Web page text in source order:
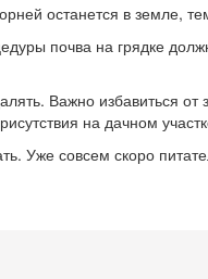
останется в земле,
почва на грядке
Важно избавиться
на дачном
Уже совсем скоро